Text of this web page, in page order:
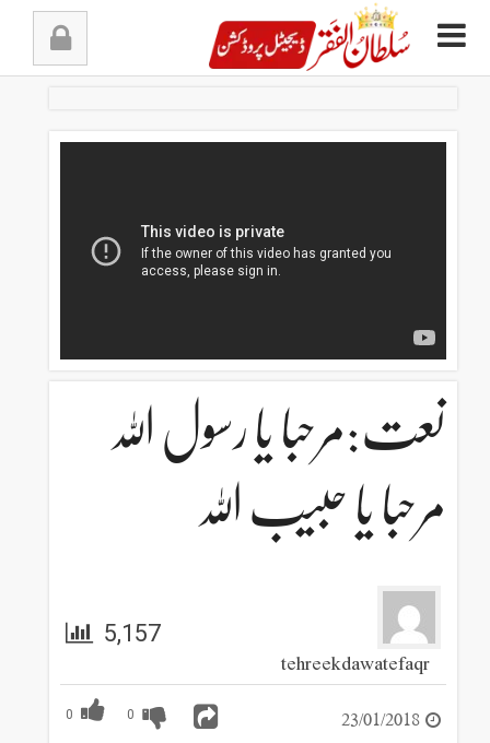
نعت:مرحبا یا رسول اللہ
مرحبا یا حبیب اللہ
tehreekdawatefaqr
5,157
0 0 23/01/2018